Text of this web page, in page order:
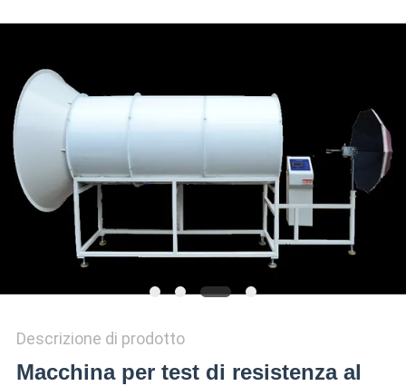
SHOW
SITEMAP
PRIVACY
POLICY
Descrizione di prodotto
Macchina per test di resistenza al